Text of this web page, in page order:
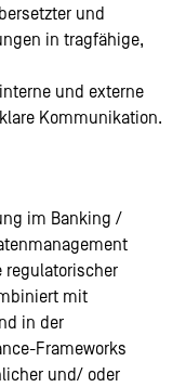
und
in tragfähige,
und externe
Kommunikation.
im Banking /
regulatorischer
mit
in der
Frameworks
und/ oder